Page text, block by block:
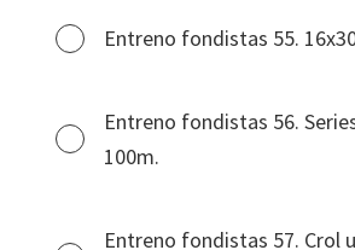
Entreno fondistas 55.
Entreno fondistas 56.
100m.
Entreno fondistas 57. Crol